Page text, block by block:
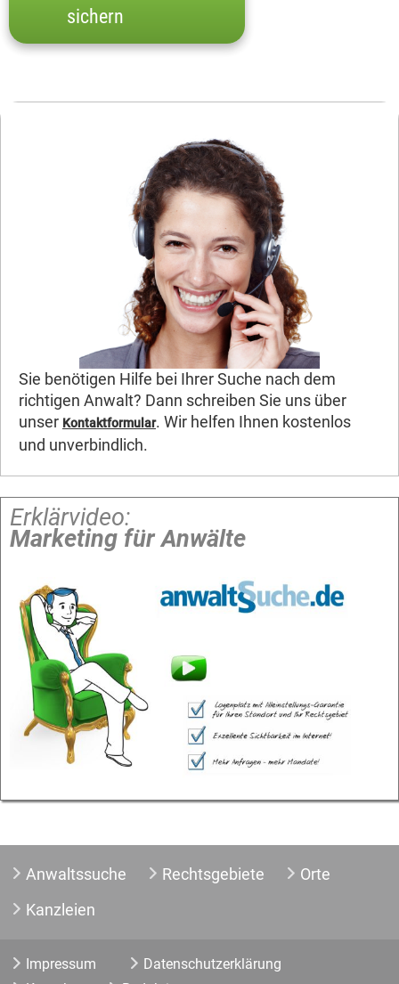
sichern
Sie benötigen Hilfe bei Ihrer Suche nach dem
richtigen Anwalt? Dann schreiben Sie uns über
unser Kontaktformular. Wir helfen Ihnen kostenlos
und unverbindlich.
Erklärvideo:
Marketing für Anwälte
Anwaltssuche Rechtsgebiete
Orte
Kanzleien
Impressum
Datenschutzerklärung